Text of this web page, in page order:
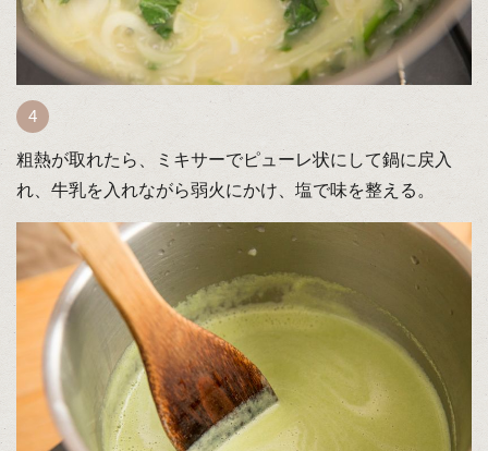
粗熱が取れたら、ミキサーでピューレ状にして鍋に戻入
れ、牛乳を入れながら弱火にかけ、塩で味を整える。